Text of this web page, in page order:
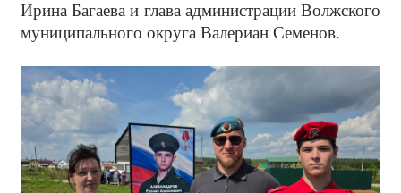
Ирина Багаева и глава администрации Волжского
муниципального округа Валериан Семенов.